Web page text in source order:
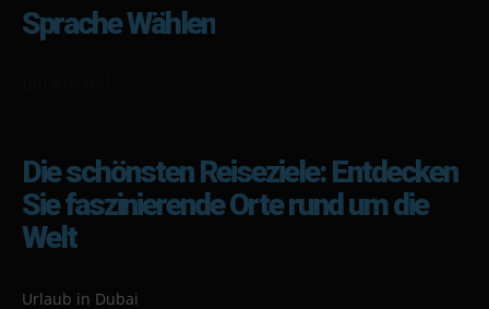
Sprache Wählen
Die schönsten Reiseziele: Entdecken
Sie faszinierende Orte rund um die
Welt
Urlaub in Dubai